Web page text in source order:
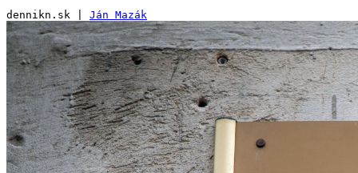
dennikn.sk | Ján Mazák